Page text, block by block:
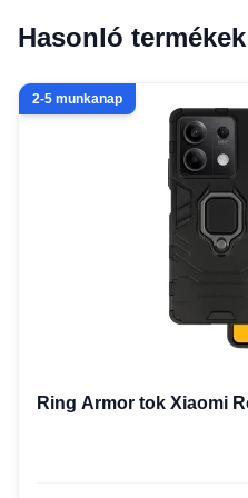
Hasonló termékek
2-5 munkanap
Ring Armor tok Xiaomi